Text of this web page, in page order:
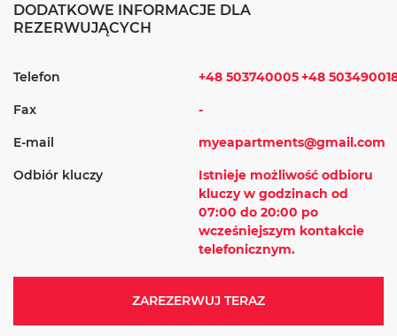
DODATKOWE INFORMACJE DLA
REZERWUJĄCYCH
Telefon +48 503740005+48
Fax -
E-mail myeapartments@gmail.com
Odbiór kluczy
Istnieje możliwość odbioru
kluczy w godzinach od
07:00 do 20:00 po
wcześniejszym kontakcie
telefonicznym.
ZAREZERWUJ TERAZ